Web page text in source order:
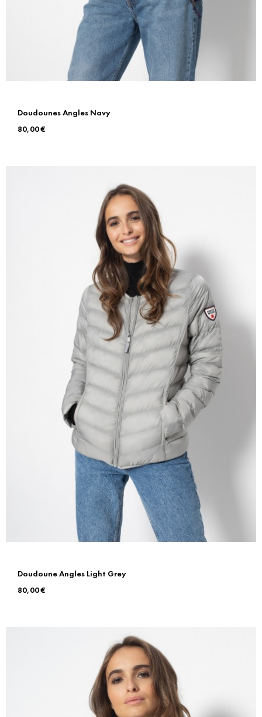
Doudounes Angles Navy
Prix
80,00 €
Doudoune Angles Light Grey
Prix
80,00 €